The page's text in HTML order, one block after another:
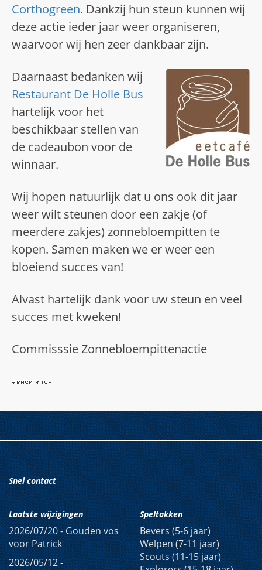
Corthogreen. Dankzij hun steun kunnen wij
deze actie ieder jaar weer organiseren,
waarvoor wij hen zeer dankbaar zijn.
Daarnaast bedanken wij
Restaurant De Holle Bus
hartelijk voor het
beschikbaar stellen van
de cadeaubon voor de
winnaar.
Wij hopen natuurlijk dat u ons ook dit jaar
weer wilt steunen door een zakje (of
meerdere zakjes) zonnebloempitten te
kopen. Samen maken we er weer een
bloeiend succes van!
Alvast hartelijk dank voor uw steun en veel
succes met kweken!
Commisssie Zonnebloempittenactie
Snel contact
Laatste wijzigingen
2026/07/20 -Gouden vos
voor Patrick
2026/05/12 -
Speltakken
Bevers (5-6 jaar)
Welpen (7-11 jaar)
Scouts (11-15 jaar)